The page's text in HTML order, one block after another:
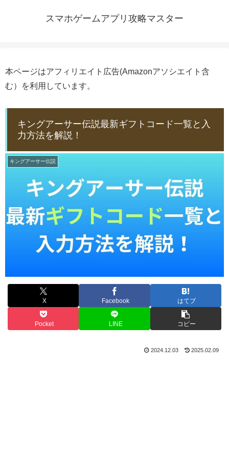
スマホゲームアプリ攻略マスター
本ページはアフィリエイト広告(Amazonアソシエイト含
む）を利用しています。
キングアーサー伝説最新ギフトコード一覧と入
力方法を解説！
キングアーサー伝説
X Facebook はてブ
Pocket LINE コピー
2024.12.03 2025.02.09